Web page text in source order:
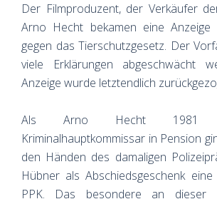
Der Filmproduzent, der Verkäufer
Arno Hecht bekamen eine Anzeige
gegen das Tierschutzgesetz. Der
viele Erklärungen abgeschwächt
Anzeige wurde letztendlich
Als Arno Hecht 1981
Kriminalhauptkommissar in Pension
den Händen des damaligen
Hübner als Abschiedsgeschenk
PPK. Das besondere an dieser